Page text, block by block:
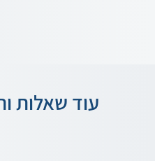
עוד שאלות